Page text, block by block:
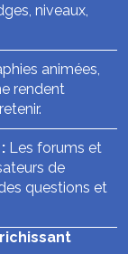
niveaux,
animées,
rendent
Les forums et
de
questions et